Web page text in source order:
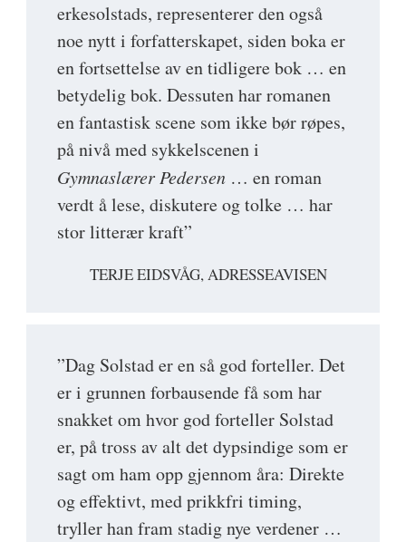
erkesolstads, representerer den også
noe nytt i forfatterskapet, siden boka er
en fortsettelse av en tidligere bok … en
betydelig bok. Dessuten har romanen
en fantastisk scene som ikke bør røpes,
på nivå med sykkelscenen i
Gymnaslærer Pedersen … en roman
verdt å lese, diskutere og tolke … har
stor litterær kraft”
TERJE EIDSVÅG, ADRESSEAVISEN
”Dag Solstad er en så god forteller. Det
er i grunnen forbausende få som har
snakket om hvor god forteller Solstad
er, på tross av alt det dypsindige som er
sagt om ham opp gjennom åra: Direkte
og effektivt, med prikkfri timing,
tryller han fram stadig nye verdener …